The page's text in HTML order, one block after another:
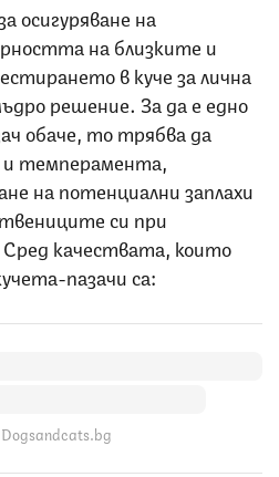
осигуряване на
на близките и
в куче за лична
решение. За да е едно
обаче, то трябва да
темперамента,
на потенциални заплахи
си при
Сред качествата, които
пазачи са:
Dogsandcats.bg